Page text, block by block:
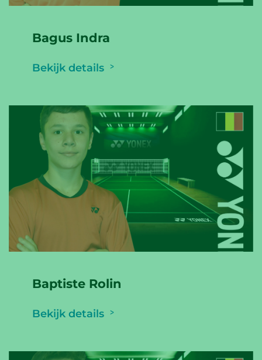
Bagus Indra
Bekijk details
Baptiste Rolin
Bekijk details